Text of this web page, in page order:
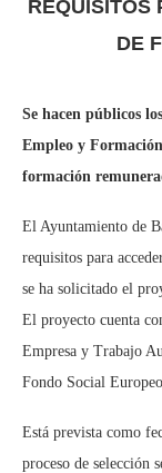
REQUISITOS
DE
Se hacen públicos
Empleo y
formación
El Ayuntamiento de
requisitos para
se ha solicitado el
El proyecto cuenta
Empresa y Trabajo
Fondo Social Europeo.
Está prevista como
proceso de selección